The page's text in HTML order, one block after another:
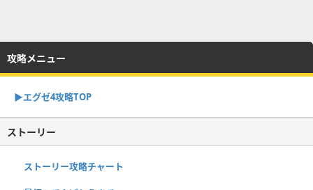
攻略メニュー
▶︎エグゼ4攻略TOP
ストーリー
ストーリー攻略チャート